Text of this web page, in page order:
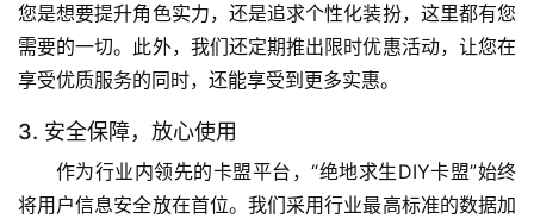
您是想要提升角色实力，还是追求个性化装扮，这里都有您
需要的一切。此外，我们还定期推出限时优惠活动，让您在
享受优质服务的同时，还能享受到更多实惠。
3. 安全保障，放心使用
作为行业内领先的卡盟平台，“绝地求生DIY卡盟”始终
将用户信息安全放在首位。我们采用行业最高标准的数据加